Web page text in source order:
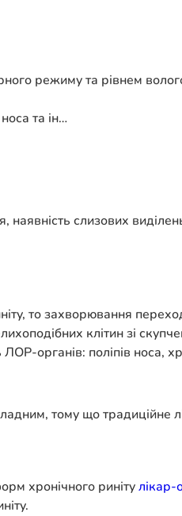
режиму та рівнем
та ін…
слизових
то захворювання
клітин зі
органів: поліпів носа,
тому що традиційне
хронічного ринітулікар-